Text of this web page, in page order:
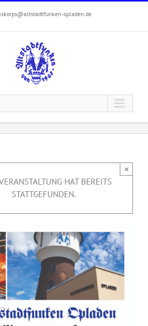
opladen.de
HAT BEREITS
STATTGEFUNDEN.
×